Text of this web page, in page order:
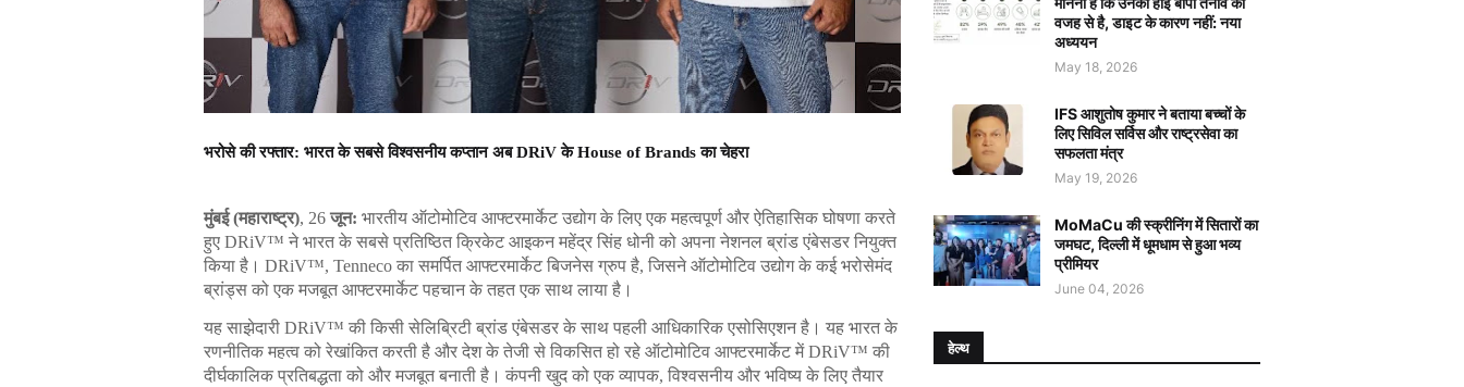
भरोसे की रफ्तार: भारत के सबसे विश्वसनीय कप्तान अब DRiV के House of Brands का चेहरा
मुंबई (महाराष्ट्र), 26 जून: भारतीय ऑटोमोटिव आफ्टरमार्केट उद्योग के लिए एक महत्वपूर्ण और ऐतिहासिक घोषणा करते
हुए DRiV™ ने भारत के सबसे प्रतिष्ठित क्रिकेट आइकन महेंद्र सिंह धोनी को अपना नेशनल ब्रांड एंबेसडर नियुक्त
किया है। DRiV™, Tenneco का समर्पित आफ्टरमार्केट बिजनेस ग्रुप है, जिसने ऑटोमोटिव उद्योग के कई भरोसेमंद
ब्रांड्स को एक मजबूत आफ्टरमार्केट पहचान के तहत एक साथ लाया है।
यह साझेदारी DRiV™ की किसी सेलिब्रिटी ब्रांड एंबेसडर के साथ पहली आधिकारिक एसोसिएशन है। यह भारत के
रणनीतिक महत्व को रेखांकित करती है और देश के तेजी से विकसित हो रहे ऑटोमोटिव आफ्टरमार्केट में DRiV™ की
दीर्घकालिक प्रतिबद्धता को और मजबूत बनाती है। कंपनी खुद को एक व्यापक, विश्वसनीय और भविष्य के लिए तैयार
वजह से है, डाइट के कारण नहीं: नया
अध्ययन
May 18, 2026
IFS आशुतोष कुमार ने बताया बच्चों के
लिए सिविल सर्विस और राष्ट्रसेवा का
सफलता मंत्र
May 19, 2026
MoMaCu की स्क्रीनिंग में सितारों का
जमघट, दिल्ली में धूमधाम से हुआ भव्य
प्रीमियर
June 04, 2026
हेल्थ